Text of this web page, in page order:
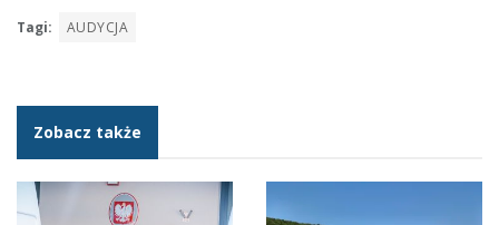
Tagi: AUDYCJA
Zobacz także